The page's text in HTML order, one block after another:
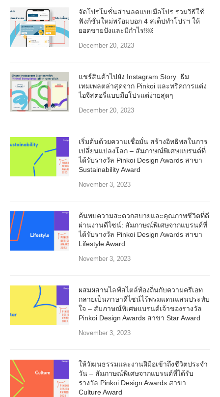
จัดโปรโมชั่นส่วนลดแบบมือโปร รวมวิธีใช้
ฟังก์ชั่นใหม่พร้อมบอก 4 สเต็ปทำโปรฯ ให้
ยอดขายปังและมีกำไร!￼
December 20, 2023
แชร์สินค้าไปยัง Instagram Story ธีม
เทมเพลตล่าสุดจาก Pinkoi และทริคการแต่ง
ไอจีสตอรี่แบบมือโปรแต่ง่ายสุดๆ
December 20, 2023
เริ่มต้นด้วยความเชื่อมั่น สร้างอิทธิพลในการ
เปลี่ยนแปลงโลก – สัมภาษณ์พิเศษแบรนด์ที่
ได้รับรางวัล Pinkoi Design Awards สาขา
Sustainability Award
November 3, 2023
ค้นพบความสะดวกสบายและคุณภาพชีวิตที่ดี
ผ่านงานดีไซน์: สัมภาษณ์พิเศษจากแบรนด์ที่
ได้รับรางวัล Pinkoi Design Awards สาขา
Lifestyle Award
November 3, 2023
ผสมผสานไลฟ์สไตล์ท้องถิ่นกับความครีเอท
กลายเป็นภาษาดีไซน์ไร้พรมแดนแสนประทับ
ใจ – สัมภาษณ์พิเศษแบรนด์เจ้าของรางวัล
Pinkoi Design Awards สาขา Star Award
November 3, 2023
ให้วัฒนธรรมและงานฝีมือเข้าถึงชีวิตประจำ
วัน – สัมภาษณ์พิเศษจากแบรนด์ที่ได้รับ
รางวัล Pinkoi Design Awards สาขา
Culture Award